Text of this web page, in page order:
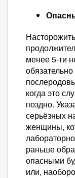
менее 5-ти
когда это
поздно.
серьёзных
женщины,
раньше
опасными
или,